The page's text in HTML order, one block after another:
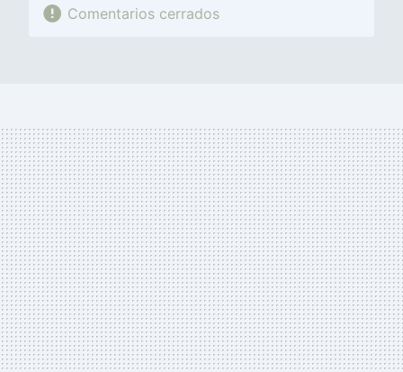
Comentarios cerrados